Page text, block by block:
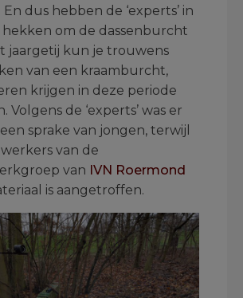
dus hebben de ‘experts’ in
hekken om de dassenburcht
jaargetij kun je trouwens
van een kraamburcht,
krijgen in deze periode
Volgens de ‘experts’ was er
sprake van jongen, terwijl
van de
van IVN Roermond
is aangetroffen.